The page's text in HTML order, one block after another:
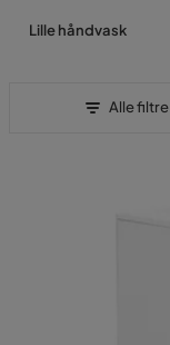
Lille håndvask
Alle filtre